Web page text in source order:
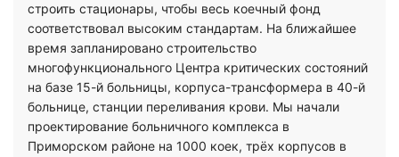
строить стационары, чтобы весь коечный фонд
соответствовал высоким стандартам. На ближайшее
время запланировано строительство
многофункционального Центра критических состояний
на базе 15-й больницы, корпуса-трансформера в 40-й
больнице, станции переливания крови. Мы начали
проектирование больничного комплекса в
Приморском районе на 1000 коек, трёх корпусов в